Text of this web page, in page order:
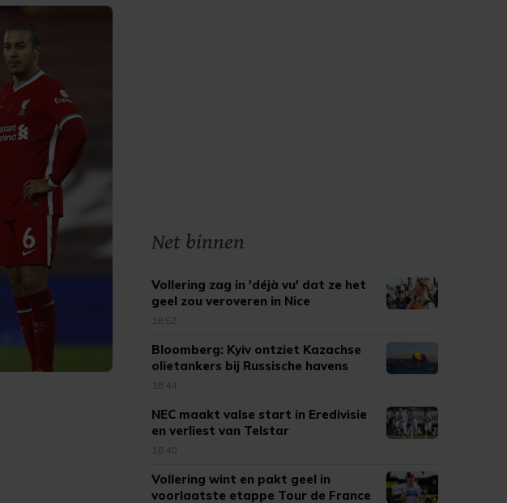
Net binnen
Vollering zag in 'déjà vu' dat ze het
geel zou veroveren in Nice
18:52
Bloomberg: Kyiv ontziet Kazachse
olietankers bij Russische havens
18:44
NEC maakt valse start in Eredivisie
en verliest van Telstar
18:40
Vollering wint en pakt geel in
voorlaatste etappe Tour de France